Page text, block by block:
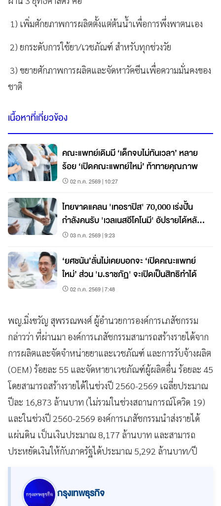
1) เพิ่มศักยภาพการผลิตตั้งแต่ต้นน้ำเพื่อการพึ่งพาตนเอง
2) ยกระดับการใช้ยา/เวชภัณฑ์ สำหรับทุกช่วงวัย
3) ขยายศักภาพการผลิตและจัดหาวัคซีนเพื่อความมั่นคงของ
ชาติ
เนื้อหาที่เกี่ยวข้อง
คณะแพทย์เดิมมี ‘เด็กจบไม่ทันเวลา’ หลาย
ร้อย ‘เปิดคณะแพทย์ใหม่’ ท้าทายคุณภาพ
02 ก.ค. 2569 | 10:27
ไทยขาดแคลน 'เทอราปิส' 70,000 เร่งปั้น
กำลังคนรับ 'เวลเนสอีโคโนมี' อัปรายได้หลัก
แสน03 ก.ค. 2569 | 9:23
‘ยศชนัน’ลั่นไม่เคยบอกจะ ‘เปิดคณะแพทย์
ใหม่’ ส่วน 'ม.ราชภัฏ' จะเปิดเป็นสิทธิทำได้
02 ก.ค. 2569 | 7:48
พญ.มิ่งขวัญ สุพรรณพงศ์ ผู้อำนวยการองค์การเภสัชกรรม
กล่าวว่า ที่ผ่านมา องค์การเภสัชกรรมสามารถสร้างรายได้จาก
การผลิตและจัดจำหน่ายยาและเวชภัณฑ์ และการรับจ้างผลิต
(OEM) ร้อยละ 55 และจัดหายาเวชภัณฑ์ผู้ผลิตอื่น ร้อยละ 45
โดยสามารถสร้างรายได้ในช่วงปี 2560-2569 เฉลี่ยประมาณ
ปีละ 16,873 ล้านบาท (ไม่รวมในช่วงสถานการณ์โควิด 19)
และในช่วงปี 2560-2569 องค์การเภสัชกรรมนำส่งรายได้
แผ่นดิน เป็นเงินประมาณ 8,177 ล้านบาท และสามารถ
ประหยัดเงินให้กับภาครัฐได้ประมาณ 5,292 ล้านบาท/ปี
กรุงเทพธุรกิจ